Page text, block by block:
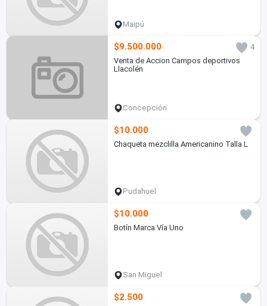
Maipú
$9.500.000
4
Venta de Accion Campos deportivos
Llacolén
Concepción
$10.000
Chaqueta mezclilla Americanino Talla L
Pudahuel
$10.000
Botín Marca Vía Uno
San Miguel
$2.500